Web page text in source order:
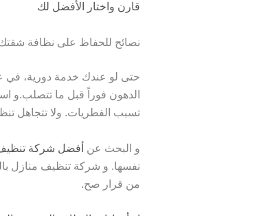
قارن واختار الأفضل لك
نصائح للحفاظ على نظافة شقتك
حتى لو عندك خدمة دورية، في
الدهون فوراً قبل ما تتصلب.و
تسبب الفطريات. ولا تتجاهل
و البحث عن أفضل شركة
نفسها. و شركة تنظيف منازل
من قرار صح.